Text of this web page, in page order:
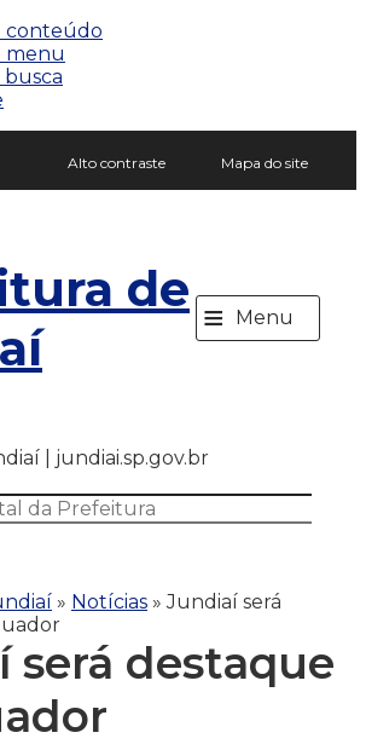
conteúdo
menu
busca
Alto contraste Mapa do site
de ≡ Menu
| jundiai.sp.gov.br
» Notícias »Jundiaí será
será destaque